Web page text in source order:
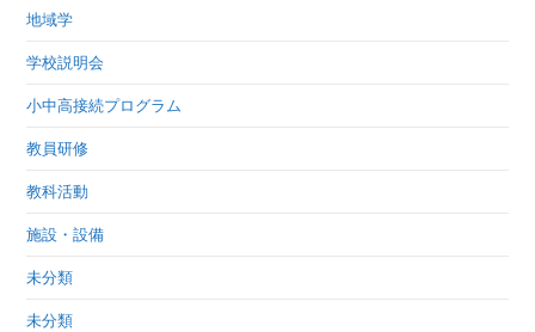
地域学
学校説明会
小中高接続プログラム
教員研修
教科活動
施設・設備
未分類
未分類